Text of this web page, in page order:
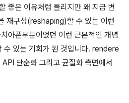
좋은 이유처럼 들리지만 왜 지금 변
재구성(reshaping)할 수 있는 이런
아픈부분이었던 이런 근본적인 개념
있는 기회가 된 것입니다. rendere
단순화 그리고 균질화 측면에서